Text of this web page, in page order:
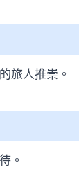
旅人推崇。
。